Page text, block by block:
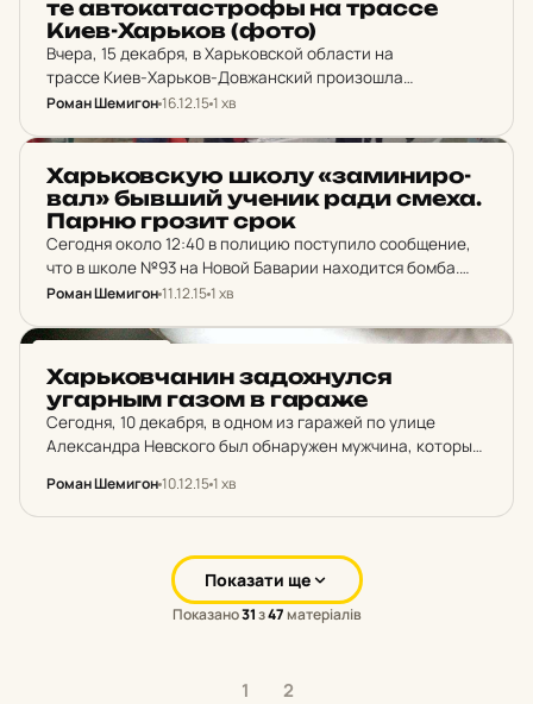
те ав­то­ка­тас­трофы на трассе
Киев-Харь­ков (фото)
Вчера, 15 декабря, в Харьковской области на
трассе Киев-Харьков-Довжанский произошла
автокатастрофа, унесшая жизни троих человек. О
служба ГУ НП Украины в Харьковской области. Авария
произошла на 460 километре автодороги Киев-
Харьков-Довжанский…
Роман Шемигон16.12.151 хв
Харь­ков­скую школу «за­ми­ни­ро­
вал» бывший ученик ради смеха.
Парню грозит срок
Сегодня около 12:40 в полицию поступило сообщение,
что в школе №93 на Новой Баварии находится бомба.
Правоохранительные органы эвакуировали 602
установлено, что минирование оказалось…
Роман Шемигон11.12.151 хв
Харь­ков­ча­нин за­дох­нул­ся
угарным газом в гараже
Сегодня, 10 декабря, в одном из гаражей по улице
Александра Невского был обнаружен мужчина, который
НУ Украины в Харьковской области, в 5:50 утра…
Роман Шемигон10.12.151 хв
Показати ще
Показано31з47матеріалів
1 2